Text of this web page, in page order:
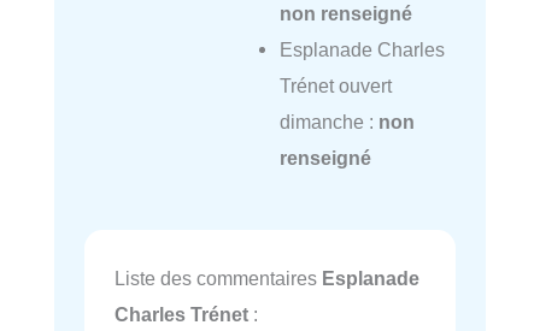
non renseigné
Esplanade Charles
Trénet ouvert
dimanche : non
renseigné
Liste des commentaires Esplanade
Charles Trénet :